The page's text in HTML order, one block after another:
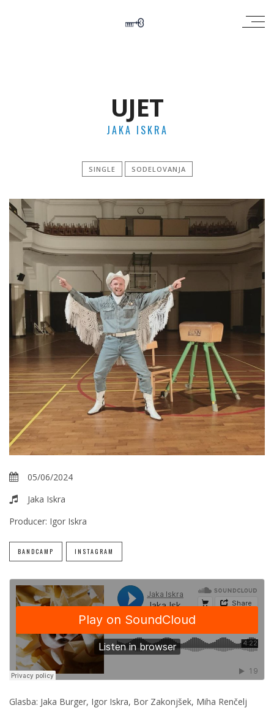
UJET
JAKA ISKRA
SINGLE SODELOVANJA
05/06/2024
Jaka Iskra
Producer: Igor Iskra
BANDCAMP INSTAGRAM
Glasba: Jaka Burger, Igor Iskra, Bor Zakonjšek, Miha Renčelj